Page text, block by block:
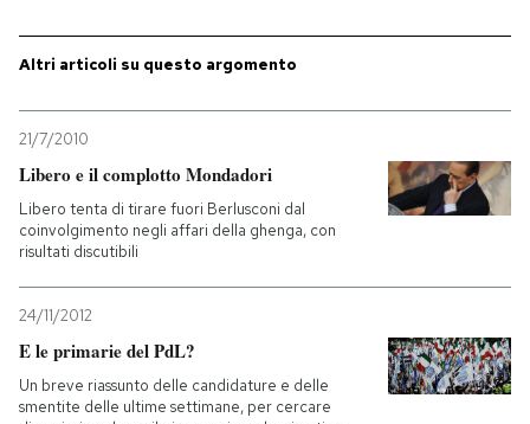
Altri articoli su questo argomento
21/7/2010
Libero e il complotto Mondadori
Libero tenta di tirare fuori Berlusconi dal
coinvolgimento negli affari della ghenga, con
risultati discutibili
24/11/2012
E le primarie del PdL?
Un breve riassunto delle candidature e delle
smentite delle ultime settimane, per cercare